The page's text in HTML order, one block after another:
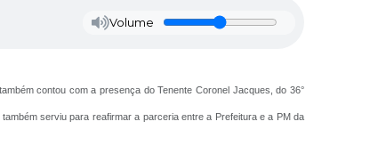
Volume
contou com a presença do Tenente Coronel Jacques, do 36°
serviu para reafirmar a parceria entre a Prefeitura e a PM da